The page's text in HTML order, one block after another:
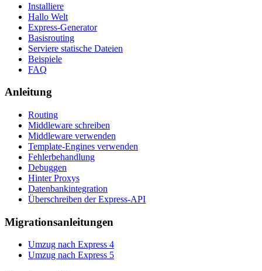
Installiere
Hallo Welt
Express-Generator
Basisrouting
Serviere statische Dateien
Beispiele
FAQ
Anleitung
Routing
Middleware schreiben
Middleware verwenden
Template-Engines verwenden
Fehlerbehandlung
Debuggen
Hinter Proxys
Datenbankintegration
Überschreiben der Express-API
Migrationsanleitungen
Umzug nach Express 4
Umzug nach Express 5